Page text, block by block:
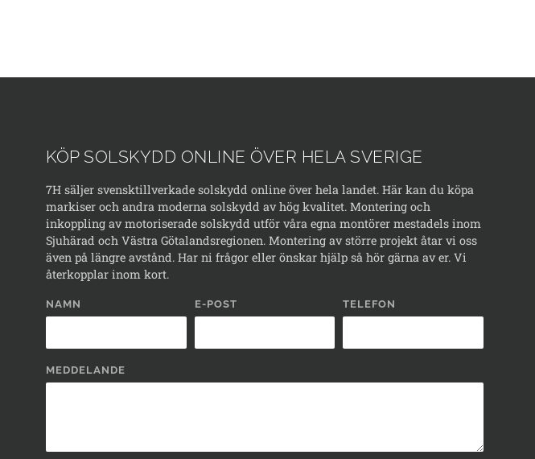
KÖP SOLSKYDD ONLINE ÖVER HELA SVERIGE
7H säljer svensktillverkade solskydd online över hela landet. Här kan du köpa
markiser och andra moderna solskydd av hög kvalitet. Montering och
inkoppling av motoriserade solskydd utför våra egna montörer mestadels inom
Sjuhärad och Västra Götalandsregionen. Montering av större projekt åtar vi oss
även på längre avstånd. Har ni frågor eller önskar hjälp så hör gärna av er. Vi
återkopplar inom kort.
NAMN E-POST TELEFON
MEDDELANDE